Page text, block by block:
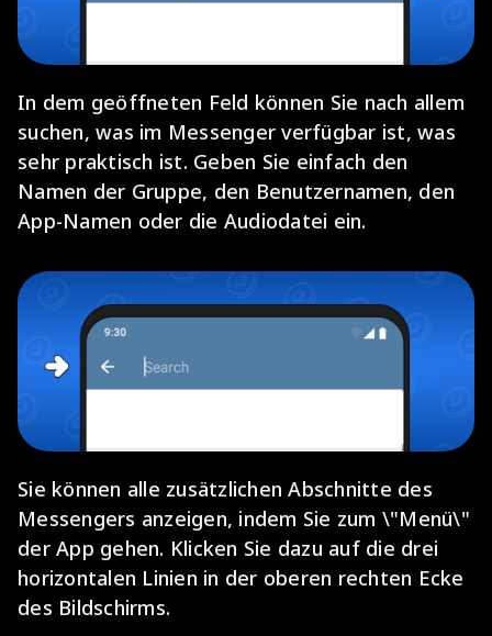
In dem geöffneten Feld können Sie nach allem
suchen, was im Messenger verfügbar ist, was
sehr praktisch ist. Geben Sie einfach den
Namen der Gruppe, den Benutzernamen, den
App-Namen oder die Audiodatei ein.
Sie können alle zusätzlichen Abschnitte des
Messengers anzeigen, indem Sie zum \"Menü\"
der App gehen. Klicken Sie dazu auf die drei
horizontalen Linien in der oberen rechten Ecke
des Bildschirms.